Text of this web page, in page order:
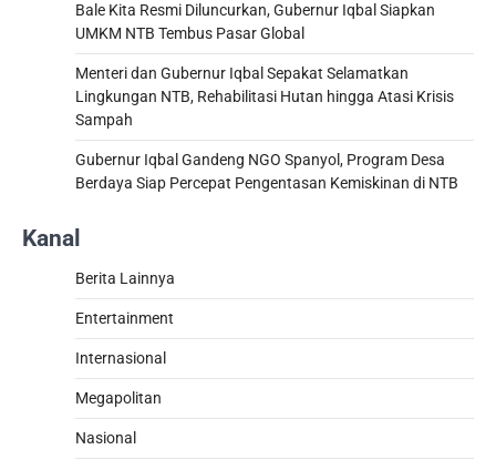
Bale Kita Resmi Diluncurkan, Gubernur Iqbal Siapkan
UMKM NTB Tembus Pasar Global
Menteri dan Gubernur Iqbal Sepakat Selamatkan
Lingkungan NTB, Rehabilitasi Hutan hingga Atasi Krisis
Sampah
Gubernur Iqbal Gandeng NGO Spanyol, Program Desa
Berdaya Siap Percepat Pengentasan Kemiskinan di NTB
Kanal
Berita Lainnya
Entertainment
Internasional
Megapolitan
Nasional